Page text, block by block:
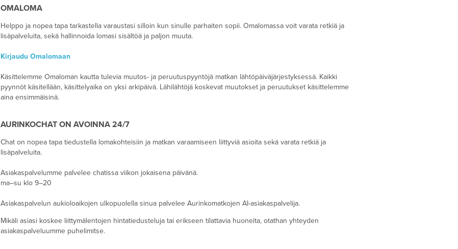
OMALOMA
Helppo ja nopea tapa tarkastella varaustasi silloin kun sinulle parhaiten sopii. Omalomassa voit varata retkiä ja
lisäpalveluita, sekä hallinnoida lomasi sisältöä ja paljon muuta.
Kirjaudu Omalomaan
Käsittelemme Omaloman kautta tulevia muutos- ja peruutuspyyntöjä matkan lähtöpäiväjärjestyksessä. Kaikki
pyynnöt käsitellään, käsittelyaika on yksi arkipäivä. Lähilähtöjä koskevat muutokset ja peruutukset käsittelemme
aina ensimmäisinä.
AURINKOCHAT ON AVOINNA 24/7
Chat on nopea tapa tiedustella lomakohteisiin ja matkan varaamiseen liittyviä asioita sekä varata retkiä ja
lisäpalveluita.
Asiakaspalvelumme palvelee chatissa viikon jokaisena päivänä.
ma–su klo 9–20
Asiakaspalvelun aukioloaikojen ulkopuolella sinua palvelee Aurinkomatkojen AI-asiakaspalvelija.
Mikäli asiasi koskee liittymälentojen hintatiedusteluja tai erikseen tilattavia huoneita, otathan yhteyden
asiakaspalveluumme puhelimitse.